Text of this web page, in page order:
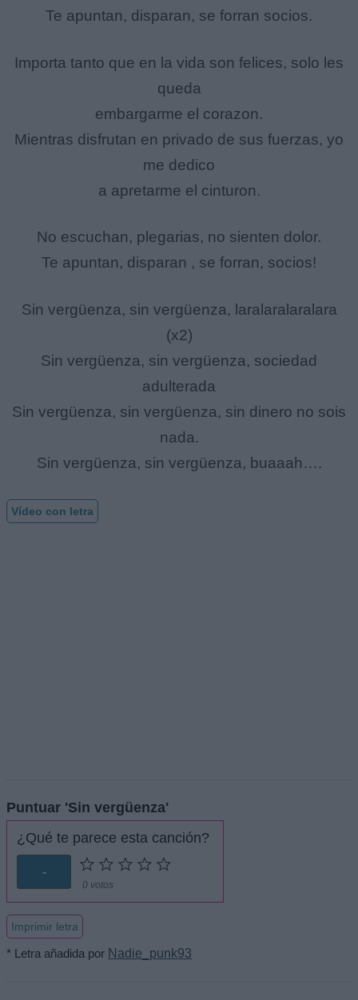
Te apuntan, disparan, se forran socios.
Importa tanto que en la vida son felices, solo les
queda
embargarme el corazon.
Mientras disfrutan en privado de sus fuerzas, yo
me dedico
a apretarme el cinturon.
No escuchan, plegarias, no sienten dolor.
Te apuntan, disparan , se forran, socios!
Sin vergüenza, sin vergüenza, laralaralaralara
(x2)
Sin vergüenza, sin vergüenza, sociedad
adulterada
Sin vergüenza, sin vergüenza, sin dinero no sois
nada.
Sin vergüenza, sin vergüenza, buaaah….
Vídeo con letra
Puntuar 'Sin vergüenza'
¿Qué te parece esta canción?
-
0 votos
Imprimir letra
* Letra añadida por Nadie_punk93